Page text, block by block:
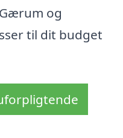
og
til dit budget